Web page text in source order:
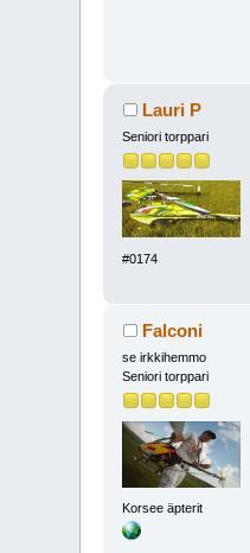
Lauri P
Seniori torppari
#0174
Falconi
se irkkihemmo
Seniori torppari
Korsee äpterit